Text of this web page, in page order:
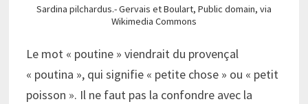
Sardina pilchardus.- Gervais et Boulart, Public domain, via
Wikimedia Commons
Le mot « poutine » viendrait du provençal
« poutina », qui signifie « petite chose » ou « petit
poisson ». Il ne faut pas la confondre avec la